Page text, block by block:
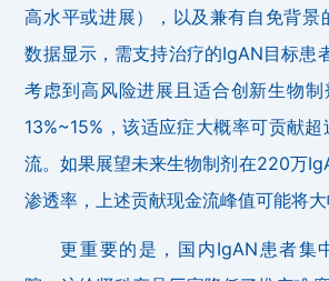
高水平或进展），以及兼有自免背景
数据显示，需支持治疗的IgAN目标患
考虑到高风险进展且适合创新生物
13%~15%，该适应症大概率可贡献
流。如果展望未来生物制剂在220万
渗透率，上述贡献现金流峰值可能将大
更重要的是，国内IgAN患者集